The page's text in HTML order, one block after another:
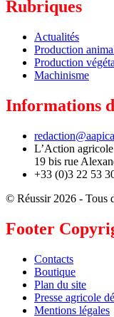
Rubriques
Actualités
Production
Production
Machinisme
Informations
L’Action
19 bis rue
+33 (0)3 22 53
© Réussir 2026 - Tous
Footer
Contacts
Boutique
Plan du site
Presse agricole
Mentions légales